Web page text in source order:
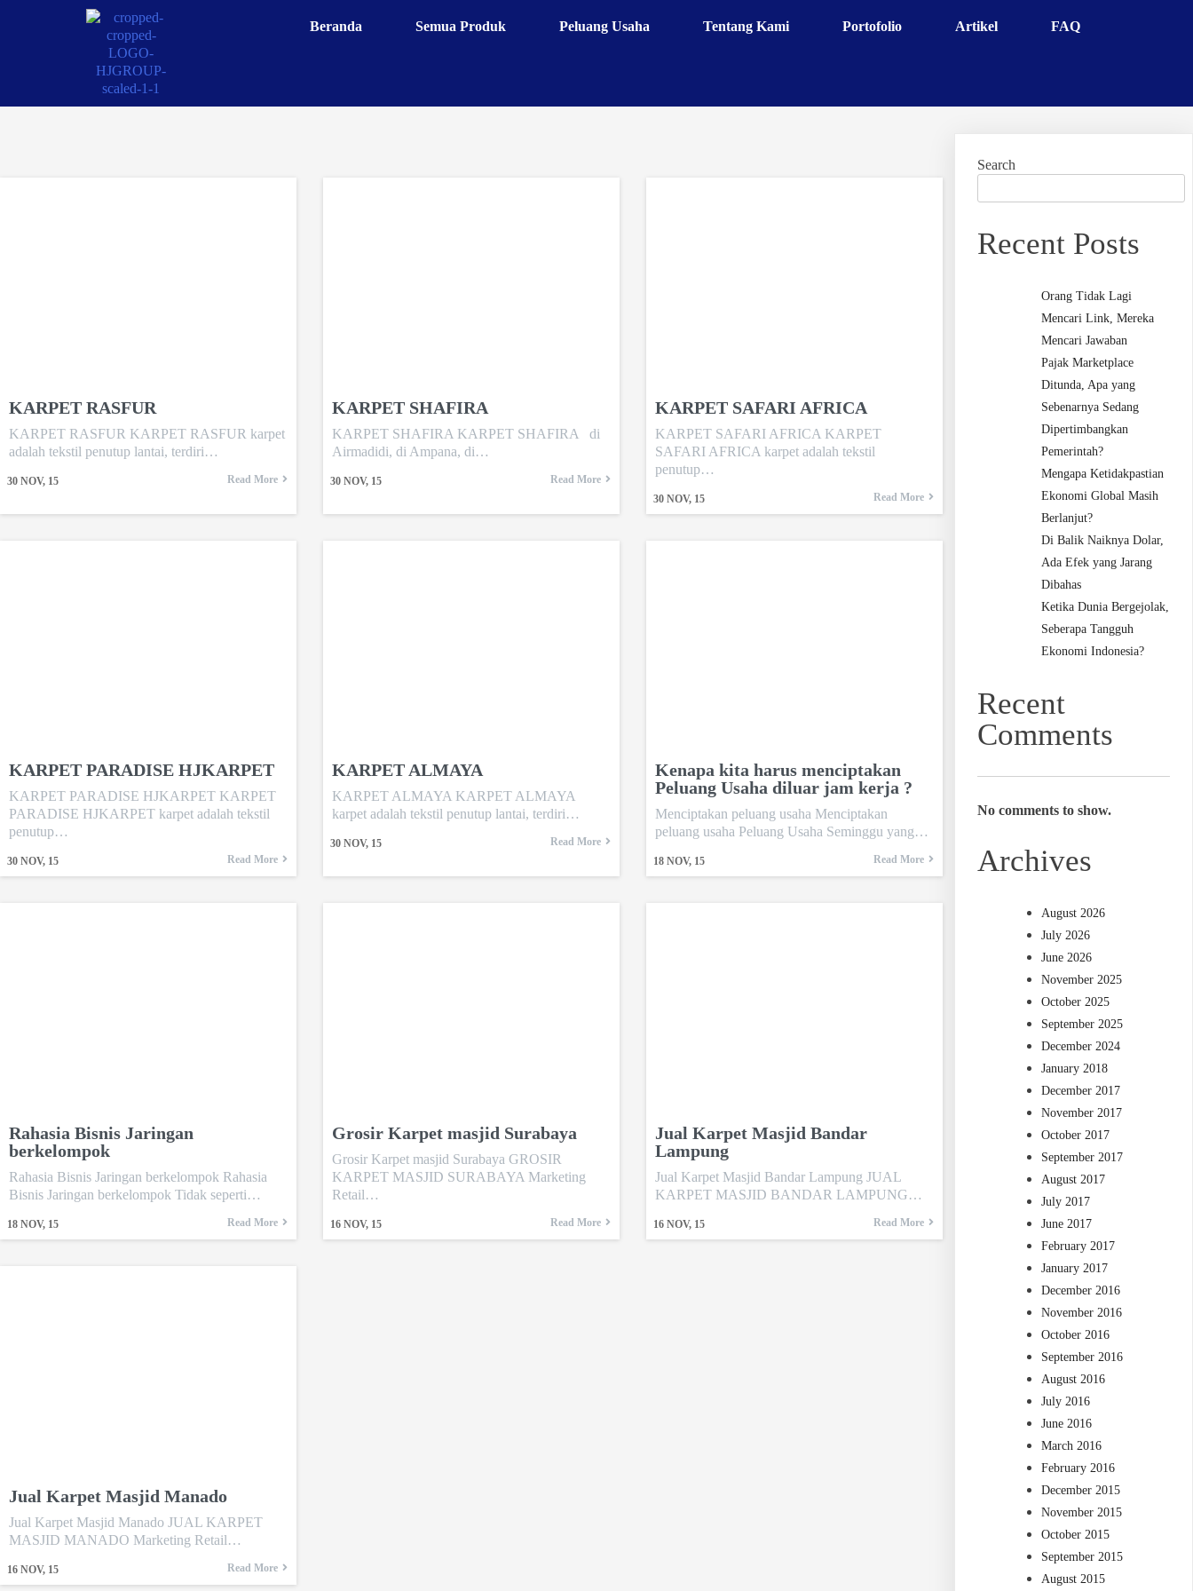
Beranda Semua Produk Peluang Usaha Tentang Kami Portofolio Artikel FAQ
KARPET RASFUR
30 NOV, 15
KARPET RASFUR KARPET RASFUR karpet
adalah tekstil penutup lantai, terdiri…
Read More
KARPET SHAFIRA
30 NOV, 15
KARPET SHAFIRA KARPET SHAFIRA di
Airmadidi, di Ampana, di…
Read More
KARPET SAFARI AFRICA
30 NOV, 15
KARPET SAFARI AFRICA KARPET
SAFARI AFRICA karpet adalah tekstil
penutup…
Read More
KARPET PARADISE HJKARPET
30 NOV, 15
KARPET PARADISE HJKARPET KARPET
PARADISE HJKARPET karpet adalah tekstil
penutup…
Read More
KARPET ALMAYA
30 NOV, 15
KARPET ALMAYA KARPET ALMAYA
karpet adalah tekstil penutup lantai, terdiri…
Read More
Kenapa kita harus menciptakan
Peluang Usaha diluar jam kerja ?
18 NOV, 15
Menciptakan peluang usaha Menciptakan
peluang usaha Peluang Usaha Seminggu yang…
Read More
Rahasia Bisnis Jaringan
berkelompok
18 NOV, 15
Rahasia Bisnis Jaringan berkelompok Rahasia
Bisnis Jaringan berkelompok Tidak seperti…
Read More
Grosir Karpet masjid Surabaya
16 NOV, 15
Grosir Karpet masjid Surabaya GROSIR
KARPET MASJID SURABAYA Marketing
Retail…
Read More
Jual Karpet Masjid Bandar
Lampung
16 NOV, 15
Jual Karpet Masjid Bandar Lampung JUAL
KARPET MASJID BANDAR LAMPUNG…
Read More
Jual Karpet Masjid Manado
16 NOV, 15
Jual Karpet Masjid Manado JUAL KARPET
MASJID MANADO Marketing Retail…
Read More
Search
Recent Posts
Orang Tidak Lagi
Mencari Link, Mereka
Mencari Jawaban
Pajak Marketplace
Ditunda, Apa yang
Sebenarnya Sedang
Dipertimbangkan
Pemerintah?
Mengapa Ketidakpastian
Ekonomi Global Masih
Berlanjut?
Di Balik Naiknya Dolar,
Ada Efek yang Jarang
Dibahas
Ketika Dunia Bergejolak,
Seberapa Tangguh
Ekonomi Indonesia?
Recent
Comments
No comments to show.
Archives
August 2026
July 2026
June 2026
November 2025
October 2025
September 2025
December 2024
January 2018
December 2017
November 2017
October 2017
September 2017
August 2017
July 2017
June 2017
February 2017
January 2017
December 2016
November 2016
October 2016
September 2016
August 2016
July 2016
June 2016
March 2016
February 2016
December 2015
November 2015
October 2015
September 2015
August 2015